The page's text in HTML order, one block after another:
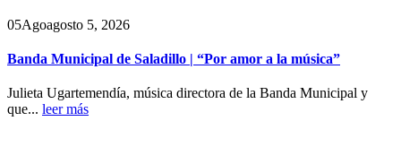
05Agoagosto 5, 2026
Banda Municipal de Saladillo | “Por amor a la música”
Julieta Ugartemendía, música directora de la Banda Municipal y
que... leer más